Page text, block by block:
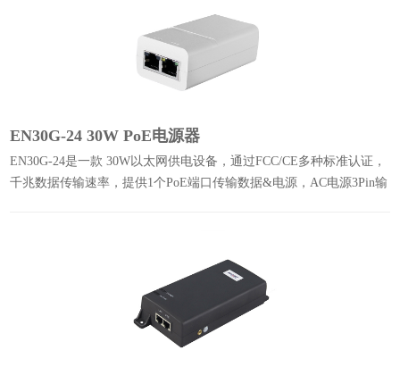
EN30G-24 30W PoE电源器
EN30G-24是一款 30W以太网供电设备，通过FCC/CE多种标准认证，
千兆数据传输速率，提供1个PoE端口传输数据&电源，AC电源3Pin输